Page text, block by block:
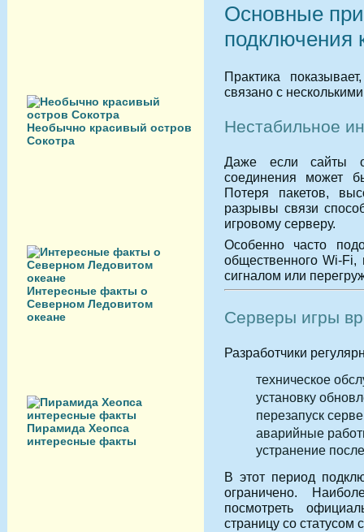
Необычно красивый остров
Сокотра
Интересные факты о
Северном Ледовитом
океане
Пирамида Хеопса
интересные факты
Основные
подключения
Практика
связано с
Нестабильное
Даже если сайты
соединения может
Потеря пакетов,
разрывы связи
игровому серверу.
Особенно часто
общественного Wi-Fi,
сигналом или
Серверы игры
Разработчики
техническое
установку
перезапуск
аварийные
устранение
В этот период
ограничено.
посмотреть
страницу со статусом